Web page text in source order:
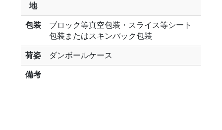
地
包装
ブロック等真空包装・スライス等シート
包装またはスキンパック包装
荷姿 ダンボールケース
備考